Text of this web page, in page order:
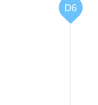
D6